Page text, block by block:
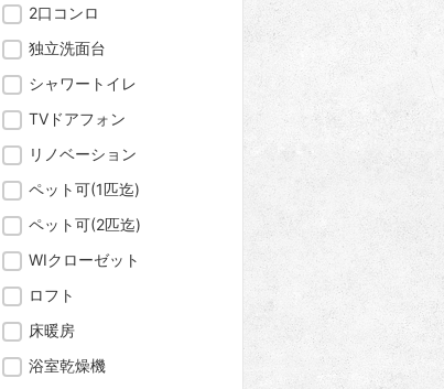
2口コンロ
独立洗面台
シャワートイレ
TVドアフォン
リノベーション
ペット可(1匹迄)
ペット可(2匹迄)
WIクローゼット
ロフト
床暖房
浴室乾燥機